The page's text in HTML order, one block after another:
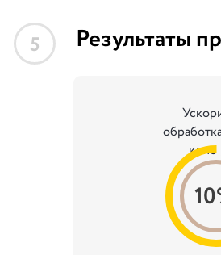
5 Результаты